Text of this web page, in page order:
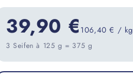
39,90 € 106,40 € / kg
3 Seifen à 125 g = 375 g